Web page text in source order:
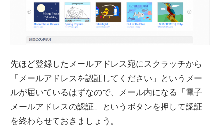
先ほど登録したメールアドレス宛にスクラッチから
「メールアドレスを認証してください」というメー
ルが届いているはずなので、メール内になる「電子
メールアドレスの認証」というボタンを押して認証
を終わらせておきましょう。